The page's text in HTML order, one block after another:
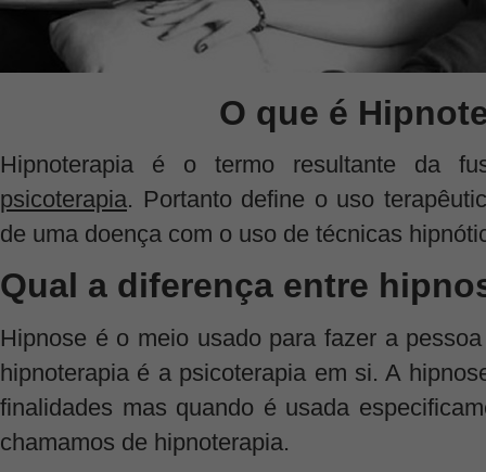
O que é
Hipnoterapia é o termo resultante da
psicoterapia. Portanto define o uso
de uma doença com o uso de técnicas
Qual a diferença entre
Hipnose é o meio usado para fazer a
hipnoterapia é a psicoterapia em si. A
finalidades mas quando é usada
chamamos de hipnoterapia.